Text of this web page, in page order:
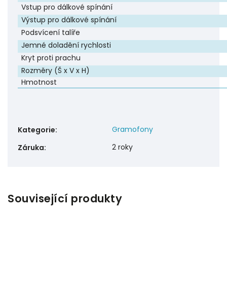
Vstup pro dálkové spínání
Výstup pro dálkové spínání
Podsvícení talíře
Jemné doladění rychlosti
Kryt proti prachu
Rozměry (Š x V x H)
Hmotnost
Kategorie:
Gramofony
Záruka: 2 roky
Související produkty